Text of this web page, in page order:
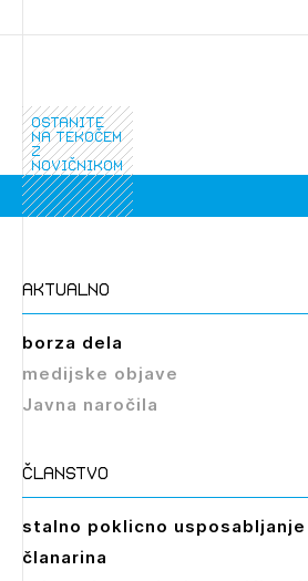
ostanite
na tekočem
z
novičnikom
aktualno
borza dela
medijske objave
Javna naročila
članstvo
stalno poklicno usposabljanje
članarina